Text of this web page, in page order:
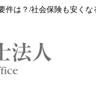
件は？/社会保険も安くな